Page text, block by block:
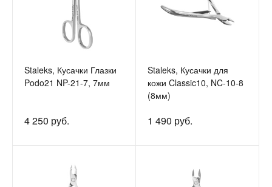
Staleks, Кусачки Глазки
Podo21 NP-21-7, 7мм
4 250 руб.
Staleks, Кусачки для
кожи Classic10, NC-10-8
(8мм)
1 490 руб.